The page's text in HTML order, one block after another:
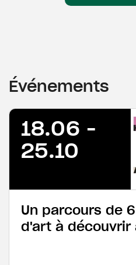
Événements
18.06 -
25.10
Un parcours de
d'art à découvrir